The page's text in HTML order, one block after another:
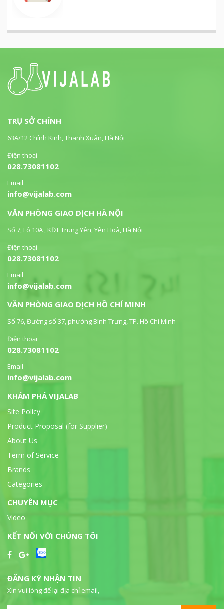
TRỤ SỞ CHÍNH
63A/12 Chính Kinh, Thanh Xuân, Hà Nội
Điện thoại
028.73081102
Email
info@vijalab.com
VĂN PHÒNG GIAO DỊCH HÀ NỘI
Số 7, Lô 10A , KĐT Trung Yên, Yên Hoà, Hà Nội
Điện thoại
028.73081102
Email
info@vijalab.com
VĂN PHÒNG GIAO DỊCH HỒ CHÍ MINH
Số 76, Đường số 37, phường Bình Trưng, TP. Hồ Chí Minh
Điện thoại
028.73081102
Email
info@vijalab.com
KHÁM PHÁ VIJALAB
Site Policy
Product Proposal (for Supplier)
About Us
Term of Service
Brands
Categories
CHUYÊN MỤC
Video
KẾT NỐI VỚI CHÚNG TÔI
ĐĂNG KÝ NHẬN TIN
Xin vui lòng để lại địa chỉ email,